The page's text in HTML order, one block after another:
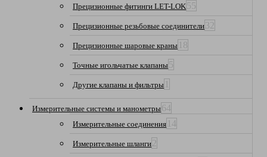
Прецизионные фитинги LET-LOK 55
Прецизионные резьбовые соединители 32
Прецизионные шаровые краны 18
Точные игольчатые клапаны 5
Другие клапаны и фильтры 1
Измерительные системы и манометры64
Измерительные соединения 14
Измерительные шланги2